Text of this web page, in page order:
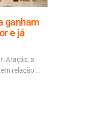
ganham
e já
Araçás, a
relação...